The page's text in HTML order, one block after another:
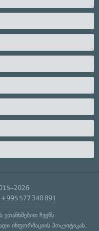
+995 577 340 891
ეთანხმებით ჩვენს
ინფორმაციის პოლიტიკას.